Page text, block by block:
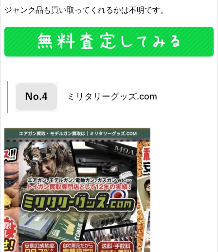
ジャンク品も買い取ってくれるかは不明です。
ミリタリーグッズ.com